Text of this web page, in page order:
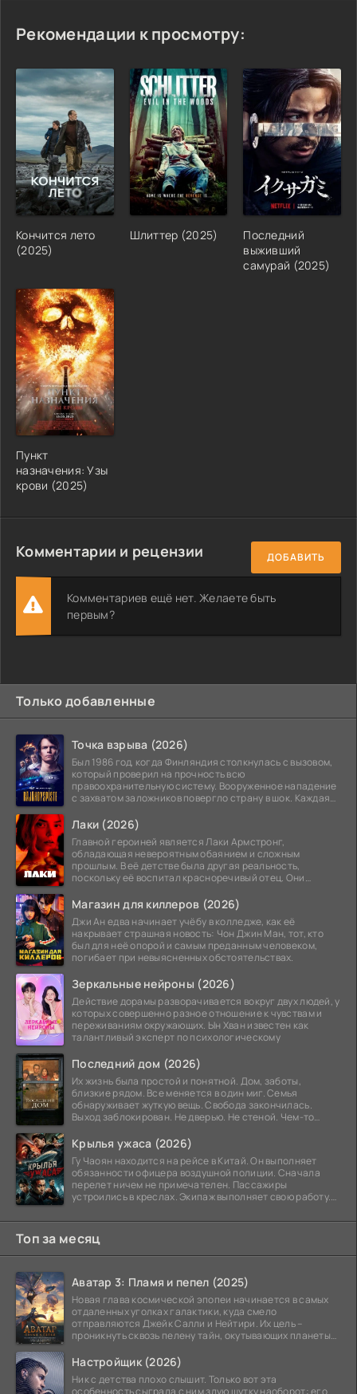
Рекомендации к просмотру:
Кончится лето
(2025)
Шлиттер (2025)
Последний
выживший
самурай (2025)
Пункт
назначения: Узы
крови (2025)
Комментарии и рецензии ДОБАВИТЬ
Комментариев ещё нет. Желаете быть
первым?
Только добавленные
Точка взрыва (2026)
Был 1986 год, когда Финляндия столкнулась с вызовом,
который проверил на прочность всю
правоохранительную систему. Вооруженное нападение
с захватом заложников повергло страну в шок. Каждая
Лаки (2026)
Главной героиней является Лаки Армстронг,
обладающая невероятным обаянием и сложным
прошлым. В её детстве была другая реальность,
поскольку её воспитал красноречивый отец. Они
Магазин для киллеров (2026)
Джи Ан едва начинает учёбу в колледже, как её
накрывает страшная новость: Чон Джин Ман, тот, кто
был для неё опорой и самым преданным человеком,
погибает при невыясненных обстоятельствах.
Зеркальные нейроны (2026)
Действие дорамы разворачивается вокруг двух людей, у
которых совершенно разное отношение к чувствам и
переживаниям окружающих. Ын Хван известен как
талантливый эксперт по психологическому
Последний дом (2026)
Их жизнь была простой и понятной. Дом, заботы,
близкие рядом. Все меняется в один миг. Семья
обнаруживает жуткую вещь. Свобода закончилась.
Выход заблокирован. Не дверью. Не стеной. Чем-то
Крылья ужаса (2026)
Гу Чаоян находится на рейсе в Китай. Он выполняет
обязанности офицера воздушной полиции. Сначала
перелет ничем не примечателен. Пассажиры
устроились в креслах. Экипаж выполняет свою работу.
Топ за месяц
Аватар 3: Пламя и пепел (2025)
Новая глава космической эпопеи начинается в самых
отдаленных уголках галактики, куда смело
отправляются Джейк Салли и Нейтири. Их цель –
проникнуть сквозь пелену тайн, окутывающих планеты
Настройщик (2026)
Ник с детства плохо слышит. Только вот эта
особенность сыграла с ним злую шутку наоборот: его